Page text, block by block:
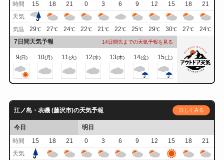
時間
15 18 21 0 3 6 9 12 15 18
21
天気
気温 29℃ 27℃ 24℃ 22℃ 21℃ 22℃ 25℃ 29℃ 30℃ 27℃ 24℃
7日間天気予報 14日間先までの天気予報を見る
9(日) 10(月) 11(火) 12(水) 13(木) 14(金) 15(土)
江ノ島・表磯 (藤沢市)の天気予報 詳しくみる
今日
明日
時間
15 18 21 0 3 6 9 12 15 18
21
天気